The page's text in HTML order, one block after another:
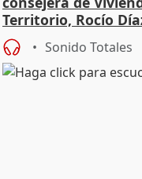
Territorio, Rocío
Sonido Totales